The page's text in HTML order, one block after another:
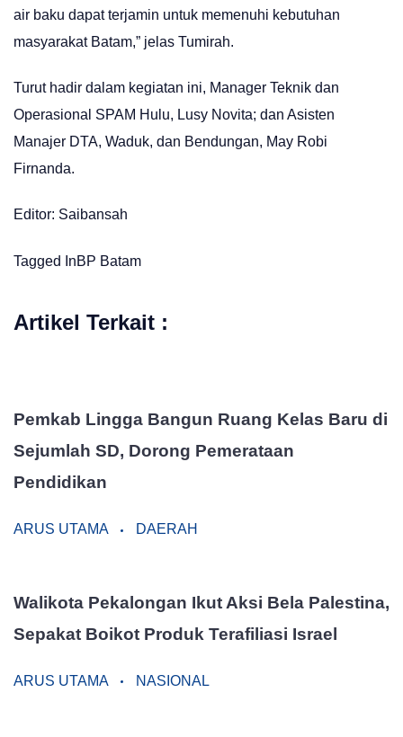
air baku dapat terjamin untuk memenuhi kebutuhan
masyarakat Batam,” jelas Tumirah.
Turut hadir dalam kegiatan ini, Manager Teknik dan
Operasional SPAM Hulu, Lusy Novita; dan Asisten
Manajer DTA, Waduk, dan Bendungan, May Robi
Firnanda.
Editor: Saibansah
Tagged InBP Batam
Artikel Terkait :
Pemkab Lingga Bangun Ruang Kelas Baru di
Sejumlah SD, Dorong Pemerataan
Pendidikan
ARUS UTAMA DAERAH
Walikota Pekalongan Ikut Aksi Bela Palestina,
Sepakat Boikot Produk Terafiliasi Israel
ARUS UTAMA NASIONAL